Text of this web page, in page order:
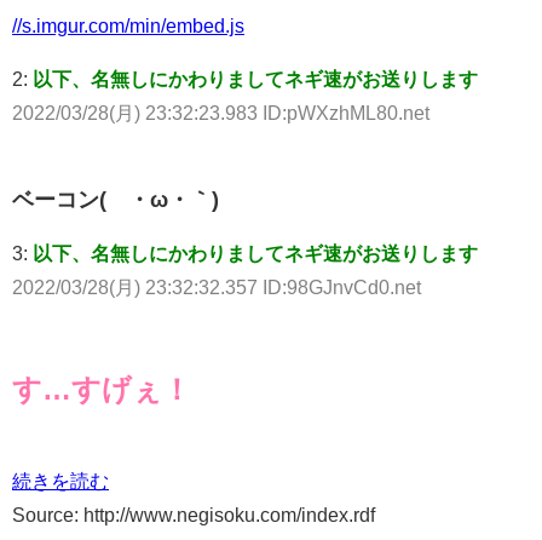
//s.imgur.com/min/embed.js
2: 以下、名無しにかわりましてネギ速がお送りします
2022/03/28(月) 23:32:23.983 ID:pWXzhML80.net
ベーコン(´・ω・｀)
3: 以下、名無しにかわりましてネギ速がお送りします
2022/03/28(月) 23:32:32.357 ID:98GJnvCd0.net
す…すげぇ！
続きを読む
Source: http://www.negisoku.com/index.rdf